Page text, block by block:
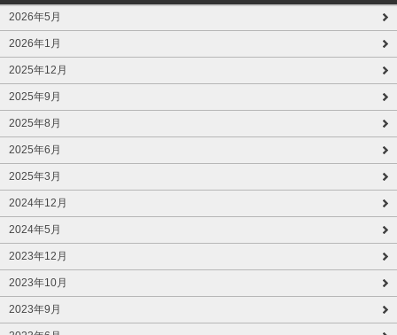
2026年5月
2026年1月
2025年12月
2025年9月
2025年8月
2025年6月
2025年3月
2024年12月
2024年5月
2023年12月
2023年10月
2023年9月